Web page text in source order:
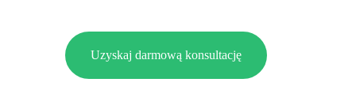
Uzyskaj darmową konsultację